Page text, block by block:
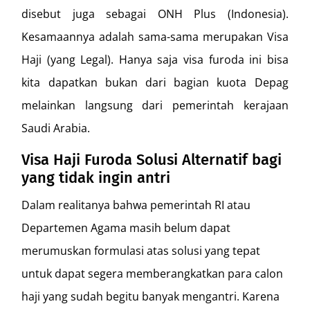
disebut juga sebagai ONH Plus (Indonesia).
Kesamaannya adalah sama-sama merupakan Visa
Haji (yang Legal). Hanya saja visa furoda ini bisa
kita dapatkan bukan dari bagian kuota Depag
melainkan langsung dari pemerintah kerajaan
Saudi Arabia.
Visa Haji Furoda Solusi Alternatif bagi
yang tidak ingin antri
Dalam realitanya bahwa pemerintah RI atau
Departemen Agama masih belum dapat
merumuskan formulasi atas solusi yang tepat
untuk dapat segera memberangkatkan para calon
haji yang sudah begitu banyak mengantri. Karena